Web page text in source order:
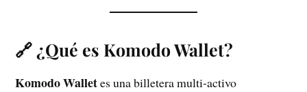
🔗 ¿Qué es Komodo Wallet?
Komodo Walletes una billetera multi-activo